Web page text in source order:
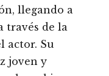
llegando a
través de la
actor. Su
joven y